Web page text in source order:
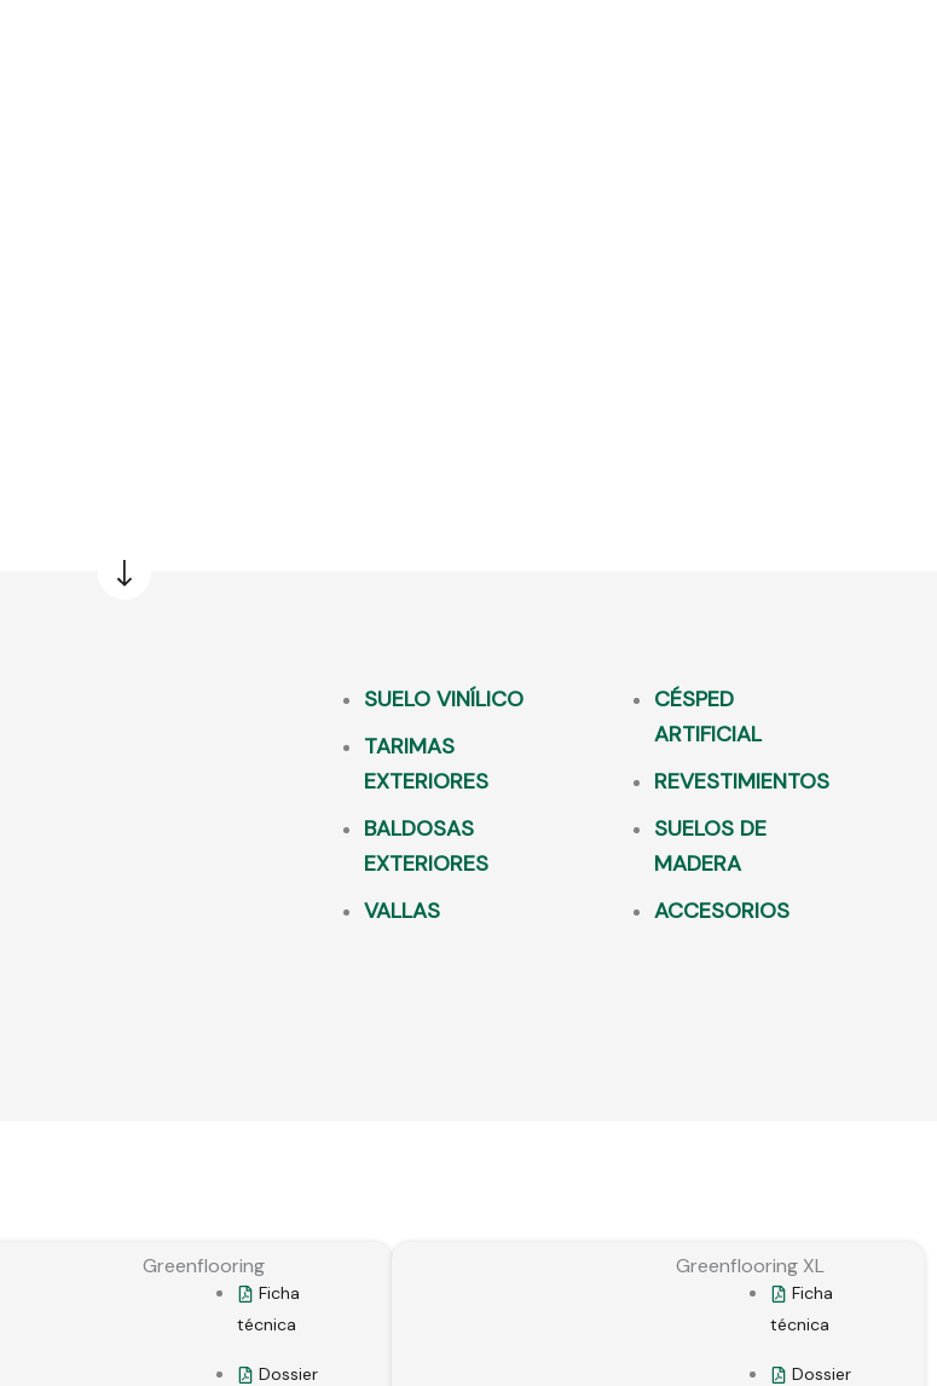
SUELO VINÍLICO
TARIMAS
EXTERIORES
BALDOSAS
EXTERIORES
VALLAS
CÉSPED
ARTIFICIAL
REVESTIMIENTOS
SUELOS DE
MADERA
ACCESORIOS
Greenflooring
Ficha
técnica
Dossier
Greenflooring XL
Ficha
técnica
Dossier